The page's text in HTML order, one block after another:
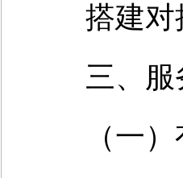
搭建对
三、服
（一